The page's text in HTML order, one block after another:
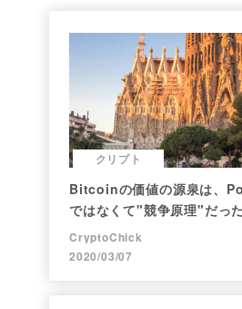
クリプト
Bitcoinの価値の源泉は、
ではなくて"競争原理"だった
CryptoChick
2020/03/07